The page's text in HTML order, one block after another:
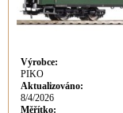
Výrobce:
PIKO
Aktualizováno:
8/4/2026
Měřítko: